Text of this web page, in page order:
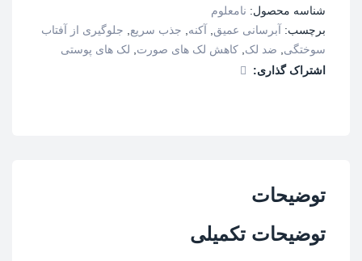
شناسه محصول: نامعلوم
برچسب: آبرسانی عمیق, آکنه, جذب سریع, جلوگیری از آفتاب
سوختگی, ضد لک, کاهش لک های صورت, لک های پوستی
اشتراک گذاری:
توضیحات
توضیحات تکمیلی